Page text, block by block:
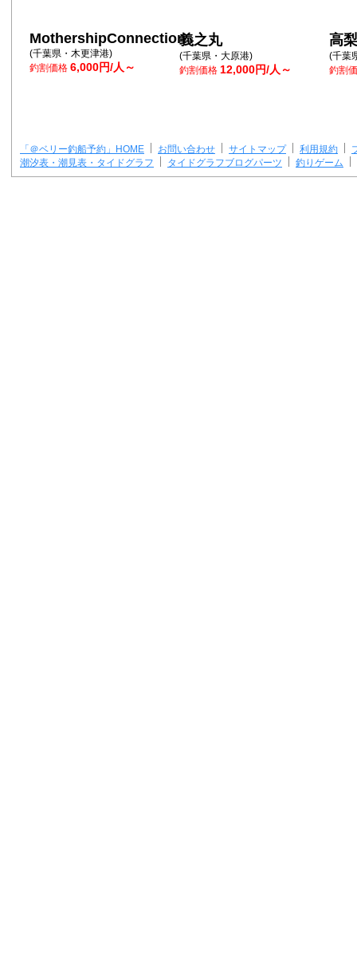
MothershipConnection
(千葉県・木更津港)
釣割価格 6,000円/人～
義之丸
(千葉県・大原港)
釣割価格 12,000円/人～
高
(千葉
釣割
「＠ベリー釣船予約」HOME お問い合わせ サイトマップ 利用規約
潮汐表・潮見表・タイドグラフ
タイドグラフブログパーツ 釣りゲーム